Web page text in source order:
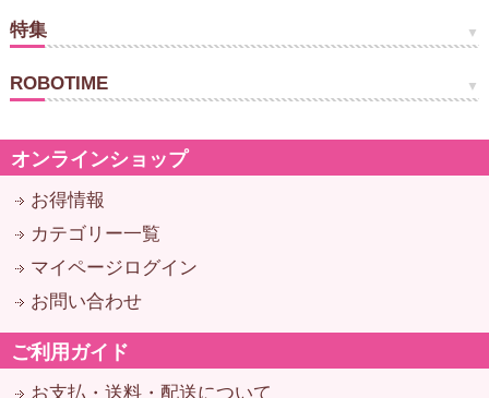
特集
ROBOTIME
オンラインショップ
お得情報
カテゴリー一覧
マイページログイン
お問い合わせ
ご利用ガイド
お支払・送料・配送について